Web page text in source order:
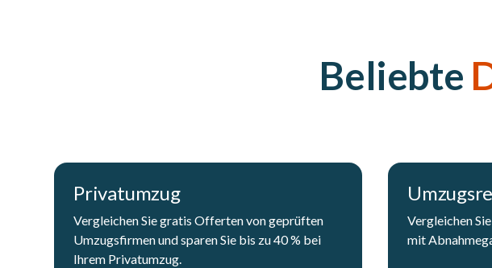
Beliebte
Privatumzug
Vergleichen Sie gratis Offerten von geprüften
Umzugsfirmen und sparen Sie bis zu 40 % bei
Ihrem Privatumzug.
Vergleichen
mit